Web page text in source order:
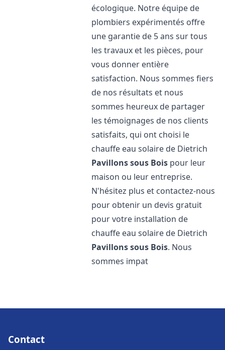
écologique. Notre équipe de
plombiers expérimentés offre
une garantie de 5 ans sur tous
les travaux et les pièces, pour
vous donner entière
satisfaction. Nous sommes fiers
de nos résultats et nous
sommes heureux de partager
les témoignages de nos clients
satisfaits, qui ont choisi le
chauffe eau solaire de Dietrich
Pavillons sous Bois pour leur
maison ou leur entreprise.
N'hésitez plus et contactez-nous
pour obtenir un devis gratuit
pour votre installation de
chauffe eau solaire de Dietrich
Pavillons sous Bois. Nous
sommes impat
Contact